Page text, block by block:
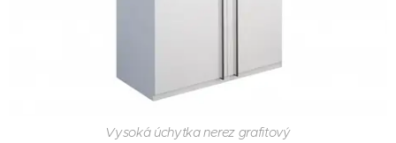
Vysoká úchytka nerez grafitový